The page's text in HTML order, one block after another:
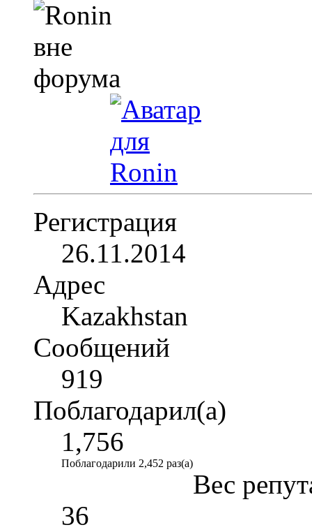
Регистрация
26.11.2014
Адрес
Kazakhstan
Сообщений
919
Поблагодарил(а)
1,756
Поблагодарили 2,452 раз(а)
Вес
36